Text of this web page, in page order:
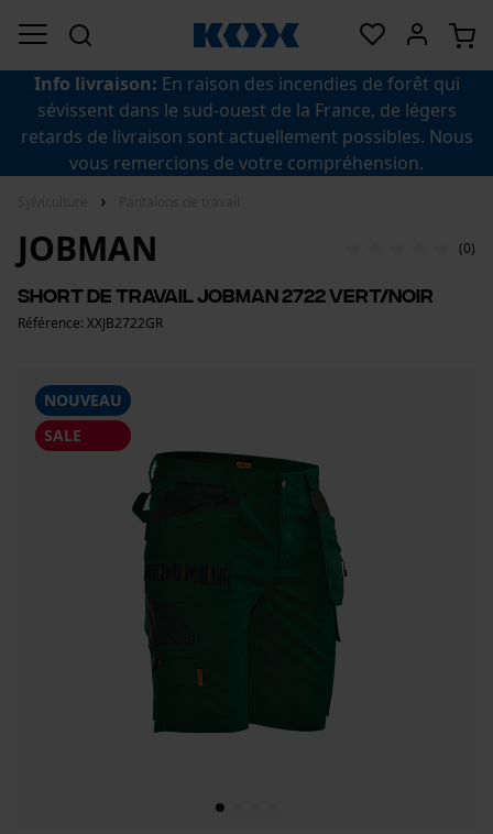
Info livraison: En raison des incendies de forêt qui
sévissent dans le sud-ouest de la France, de légers
retards de livraison sont actuellement possibles. Nous
vous remercions de votre compréhension.
NOUVEAU
SALE
JOBMAN (0)
Short de travail Jobman 2722 vert/noir
Référence: XXJB2722GR